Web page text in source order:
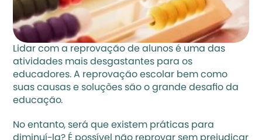
Lidar com a reprovação de alunos é uma das
atividades mais desgastantes para os
educadores. A reprovação escolar bem como
suas causas e soluções são o grande desafio da
educação.
No entanto, será que existem práticas para